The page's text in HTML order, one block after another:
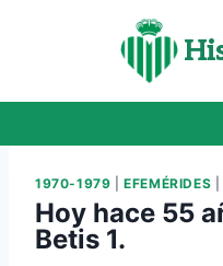
1970-1979 |EFEMÉRIDES
Hoy hace 55
Betis 1.